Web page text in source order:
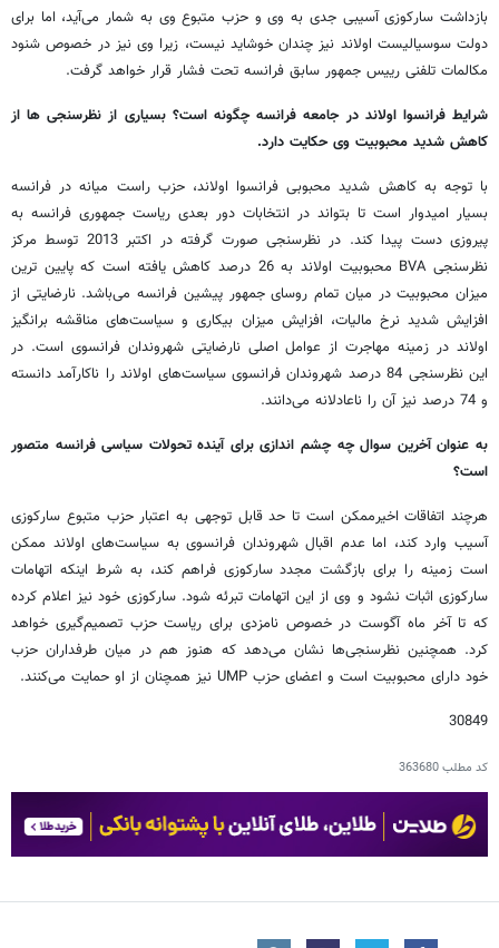
بازداشت سارکوزی آسیبی جدی به وی و حزب متبوع وی به شمار می‌آید، اما برای
دولت سوسیالیست اولاند نیز چندان خوشاید نیست، زیرا وی نیز در خصوص شنود
مکالمات تلفنی رییس جمهور سابق فرانسه تحت فشار قرار خواهد گرفت.
شرایط فرانسوا اولاند در جامعه فرانسه چگونه است؟ بسیاری از نظرسنجی ها از
کاهش شدید محبوبیت وی حکایت دارد.
با توجه به کاهش شدید محبوبی فرانسوا اولاند، حزب راست میانه در فرانسه
بسیار امیدوار است تا بتواند در انتخابات دور بعدی ریاست جمهوری فرانسه به
پیروزی دست پیدا کند. در نظرسنجی صورت گرفته در اکتبر 2013 توسط مرکز
نظرسنجی BVA محبوبیت اولاند به 26 درصد کاهش یافته است که پایین ترین
میزان محبوبیت در میان تمام روسای جمهور پیشین فرانسه می‌باشد. نارضایتی از
افزایش شدید نرخ مالیات، افزایش میزان بیکاری و سیاست‌های مناقشه برانگیز
اولاند در زمینه مهاجرت از عوامل اصلی نارضایتی شهروندان فرانسوی است. در
این نظرسنجی 84 درصد شهروندان فرانسوی سیاست‌های اولاند را ناکارآمد دانسته
و 74 درصد نیز آن را ناعادلانه می‌دانند.
به عنوان آخرین سوال چه چشم اندازی برای آینده تحولات سیاسی فرانسه متصور
است؟
هرچند اتفاقات اخیرممکن است تا حد قابل توجهی به اعتبار حزب متبوع سارکوزی
آسیب وارد کند، اما عدم اقبال شهروندان فرانسوی به سیاست‌های اولاند ممکن
است زمینه را برای بازگشت مجدد سارکوزی فراهم کند، به شرط اینکه اتهامات
سارکوزی اثبات نشود و وی از این اتهامات تبرئه شود. سارکوزی خود نیز اعلام کرده
که تا آخر ماه آگوست در خصوص نامزدی برای ریاست حزب تصمیم‌گیری خواهد
کرد. همچنین نظرسنجی‌ها نشان می‌دهد که هنوز هم در میان طرفداران حزب
خود دارای محبوبیت است و اعضای حزب UMP نیز همچنان از او حمایت می‌کنند.
30849
کد مطلب363680